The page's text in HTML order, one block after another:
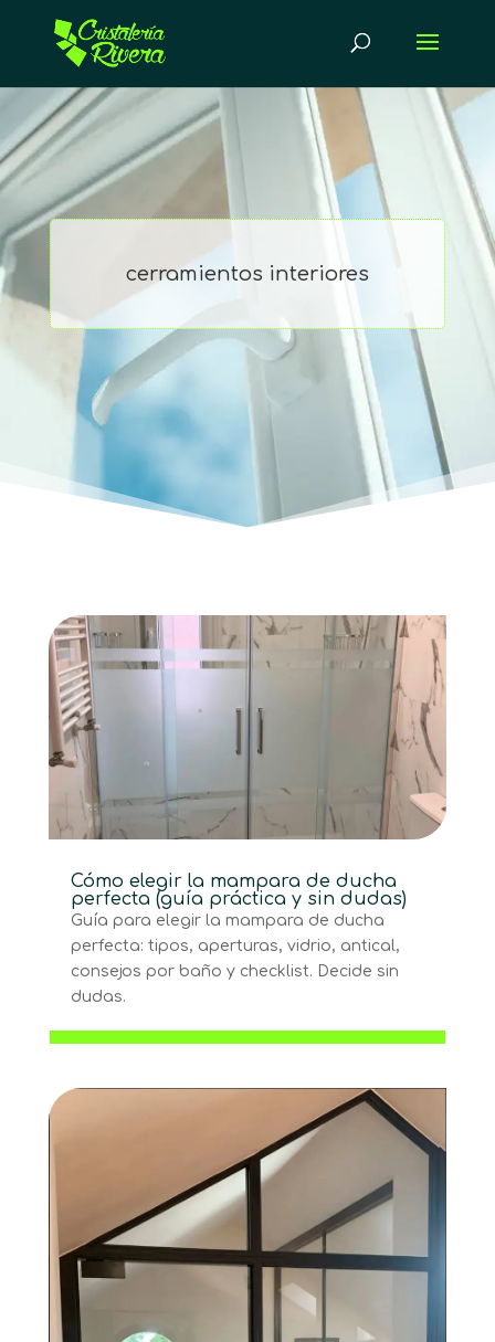
cerramientos interiores
Cómo elegir la mampara de ducha
perfecta (guía práctica y sin dudas)
Guía para elegir la mampara de ducha
perfecta: tipos, aperturas, vidrio, antical,
consejos por baño y checklist. Decide sin
dudas.